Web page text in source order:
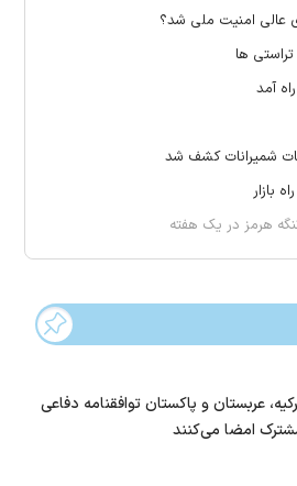
عالی امنیت ملی شد؟
آمد
شمیرانات کشف شد
بازار
عربستان و پاکستان توافقنامه دفاعی
امضا می‌کنند